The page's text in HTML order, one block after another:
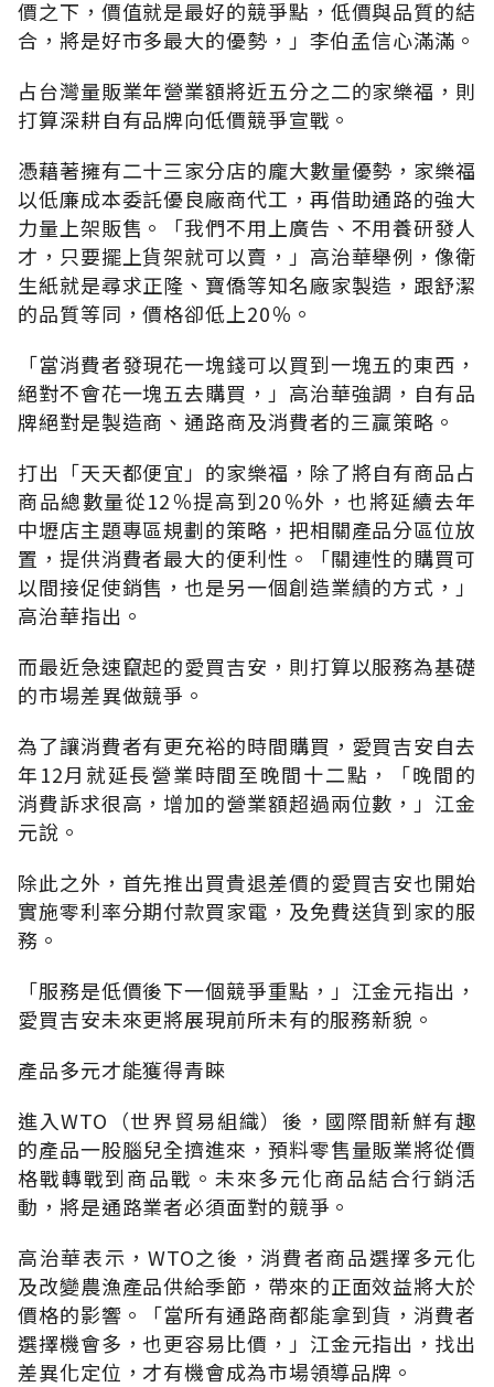
價之下，價值就是最好的競爭點，低價與品質的結
合，將是好市多最大的優勢，」李伯孟信心滿滿。
占台灣量販業年營業額將近五分之二的家樂福，則
打算深耕自有品牌向低價競爭宣戰。
憑藉著擁有二十三家分店的龐大數量優勢，家樂福
以低廉成本委託優良廠商代工，再借助通路的強大
力量上架販售。「我們不用上廣告、不用養研發人
才，只要擺上貨架就可以賣，」高治華舉例，像衛
生紙就是尋求正隆、寶僑等知名廠家製造，跟舒潔
的品質等同，價格卻低上20％。
「當消費者發現花一塊錢可以買到一塊五的東西，
絕對不會花一塊五去購買，」高治華強調，自有品
牌絕對是製造商、通路商及消費者的三贏策略。
打出「天天都便宜」的家樂福，除了將自有商品占
商品總數量從12％提高到20％外，也將延續去年
中壢店主題專區規劃的策略，把相關產品分區位放
置，提供消費者最大的便利性。「關連性的購買可
以間接促使銷售，也是另一個創造業績的方式，」
高治華指出。
而最近急速竄起的愛買吉安，則打算以服務為基礎
的市場差異做競爭。
為了讓消費者有更充裕的時間購買，愛買吉安自去
年12月就延長營業時間至晚間十二點，「晚間的
消費訴求很高，增加的營業額超過兩位數，」江金
元說。
除此之外，首先推出買貴退差價的愛買吉安也開始
實施零利率分期付款買家電，及免費送貨到家的服
務。
「服務是低價後下一個競爭重點，」江金元指出，
愛買吉安未來更將展現前所未有的服務新貌。
產品多元才能獲得青睞
進入WTO（世界貿易組織）後，國際間新鮮有趣
的產品一股腦兒全擠進來，預料零售量販業將從價
格戰轉戰到商品戰。未來多元化商品結合行銷活
動，將是通路業者必須面對的競爭。
高治華表示，WTO之後，消費者商品選擇多元化
及改變農漁產品供給季節，帶來的正面效益將大於
價格的影響。「當所有通路商都能拿到貨，消費者
選擇機會多，也更容易比價，」江金元指出，找出
差異化定位，才有機會成為市場領導品牌。